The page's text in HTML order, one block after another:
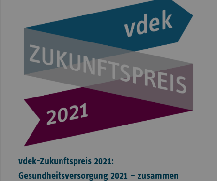
vdek-Zukunftspreis 2021:
Gesundheitsversorgung 2021 – zusammen